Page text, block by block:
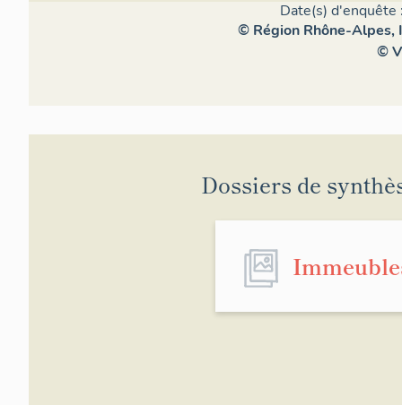
Date(s)
© Région Rhône-Alpes,
©
Dossiers de